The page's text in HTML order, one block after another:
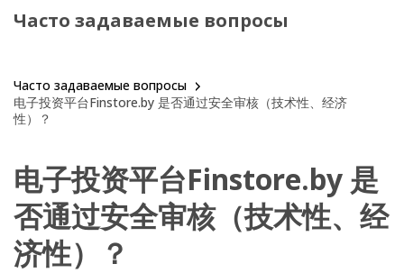
Часто задаваемые вопросы
Часто задаваемые вопросы
电子投资平台Finstore.by 是否通过安全审核（技术性、经济
性）？
电子投资平台Finstore.by 是
否通过安全审核（技术性、经
济性）？